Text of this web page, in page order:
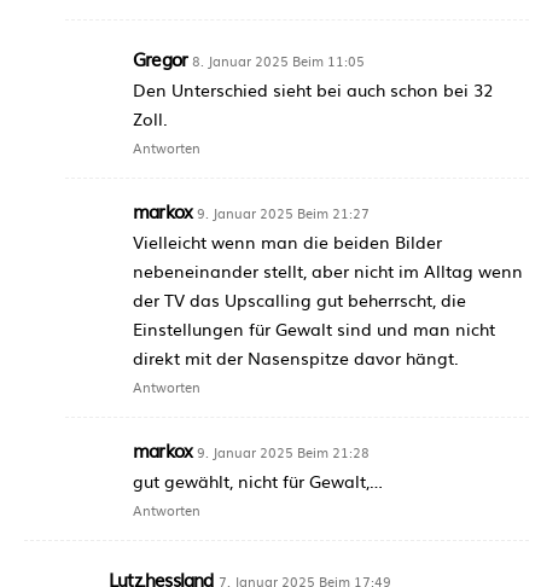
Gregor 8. Januar 2025 Beim 11:05
Den Unterschied sieht bei auch schon bei 32
Zoll.
Antworten
markox 9. Januar 2025 Beim 21:27
Vielleicht wenn man die beiden Bilder
nebeneinander stellt, aber nicht im Alltag wenn
der TV das Upscalling gut beherrscht, die
Einstellungen für Gewalt sind und man nicht
direkt mit der Nasenspitze davor hängt.
Antworten
markox 9. Januar 2025 Beim 21:28
gut gewählt, nicht für Gewalt,…
Antworten
Lutz.hessland 7. Januar 2025 Beim 17:49